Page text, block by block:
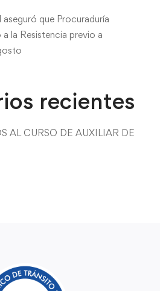
que Procuraduría
la Resistencia previo a
recientes
AL CURSO DE AUXILIAR DE